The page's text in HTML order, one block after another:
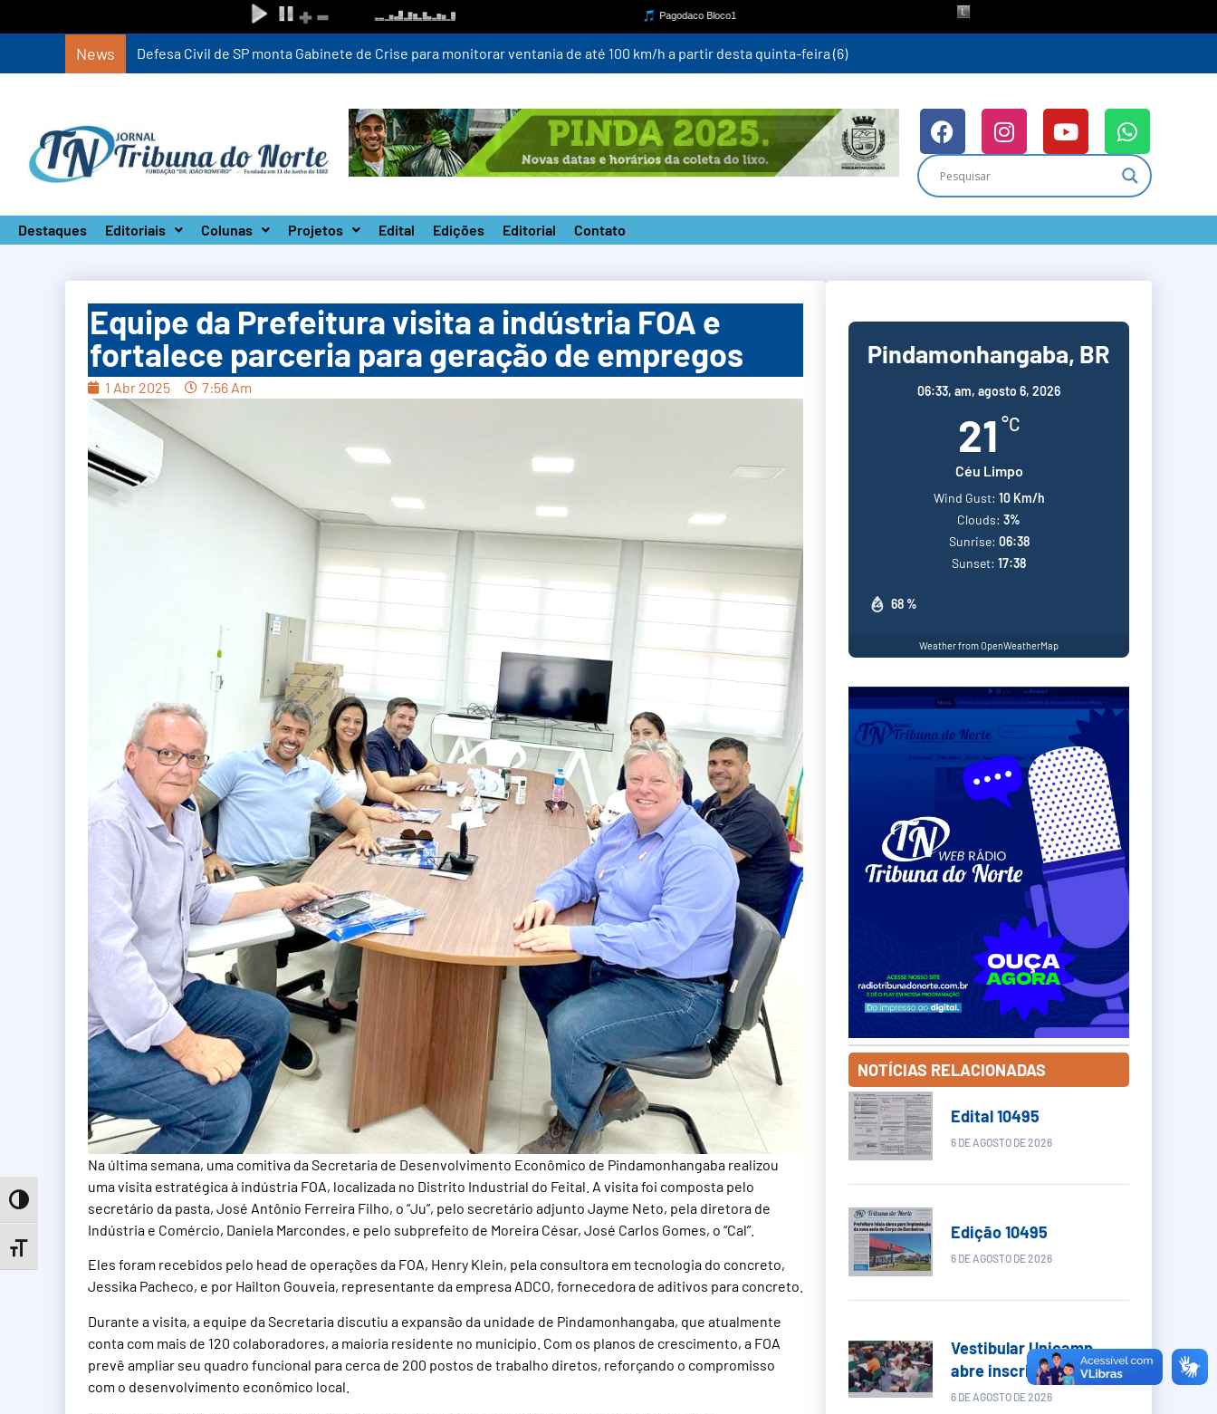
Toggle High Contrast
Toggle Font size
News Defesa Civil de SP monta Gabinete de Crise para monitorar ventania de até 100 km/h a partir desta quinta-feira (6)
Destaques Editoriais Colunas Projetos Edital Edições Editorial Contato
Equipe da Prefeitura visita a indústria FOA e
fortalece parceria para geração de empregos
1 Abr 2025 7:56 Am
Na última semana, uma comitiva da Secretaria de Desenvolvimento Econômico de Pindamonhangaba realizou
uma visita estratégica à indústria FOA, localizada no Distrito Industrial do Feital. A visita foi composta pelo
secretário da pasta, José Antônio Ferreira Filho, o “Ju”, pelo secretário adjunto Jayme Neto, pela diretora de
Indústria e Comércio, Daniela Marcondes, e pelo subprefeito de Moreira César, José Carlos Gomes, o “Cal”.
Eles foram recebidos pelo head de operações da FOA, Henry Klein, pela consultora em tecnologia do concreto,
Jessika Pacheco, e por Hailton Gouveia, representante da empresa ADCO, fornecedora de aditivos para concreto.
Durante a visita, a equipe da Secretaria discutiu a expansão da unidade de Pindamonhangaba, que atualmente
conta com mais de 120 colaboradores, a maioria residente no município. Com os planos de crescimento, a FOA
prevê ampliar seu quadro funcional para cerca de 200 postos de trabalho diretos, reforçando o compromisso
com o desenvolvimento econômico local.
Pindamonhangaba, BR
06:33, am, agosto 6, 2026
21 °C
Céu Limpo
68 %
Wind Gust: 10 Km/h
Clouds: 3%
Sunrise: 06:38
Sunset: 17:38
Weather from OpenWeatherMap
NOTÍCIAS RELACIONADAS
Edital 10495
6 DE AGOSTO DE 2026
Edição 10495
6 DE AGOSTO DE 2026
Vestibular Unicamp
abre inscrições
6 DE AGOSTO DE 2026